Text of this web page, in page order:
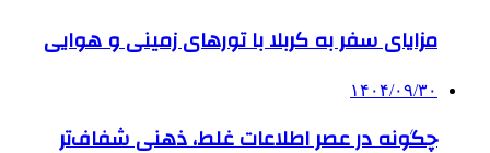
مزایای سفر به کربلا با تورهای زمینی و هوایی
۱۴۰۴/۰۹/۳۰
چگونه در عصر اطلاعات غلط، ذهنی شفاف‌تر